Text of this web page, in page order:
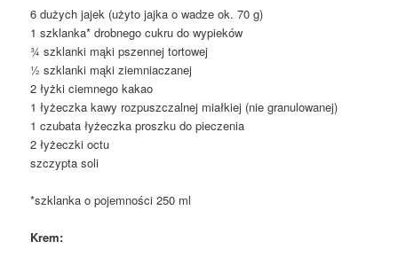
6 dużych jajek (użyto jajka o wadze ok. 70 g)
1 szklanka* drobnego cukru do wypieków
¾ szklanki mąki pszennej tortowej
½ szklanki mąki ziemniaczanej
2 łyżki ciemnego kakao
1 łyżeczka kawy rozpuszczalnej miałkiej (nie granulowanej)
1 czubata łyżeczka proszku do pieczenia
2 łyżeczki octu
szczypta soli
*szklanka o pojemności 250 ml
Krem: